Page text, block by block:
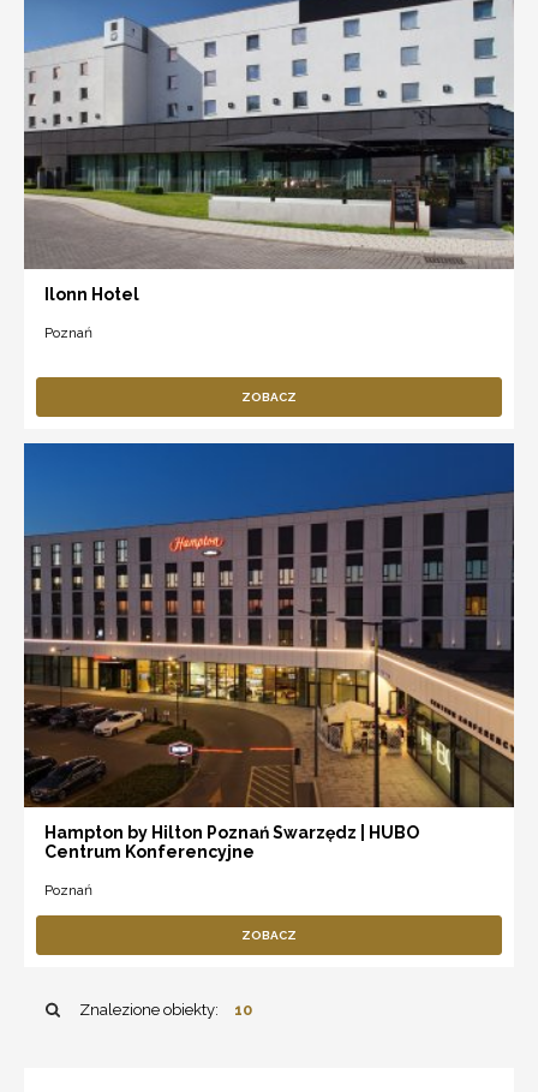
Ilonn Hotel
Poznań
ZOBACZ
Hampton by Hilton Poznań Swarzędz | HUBO
Centrum Konferencyjne
Poznań
ZOBACZ
Znalezione obiekty: 10